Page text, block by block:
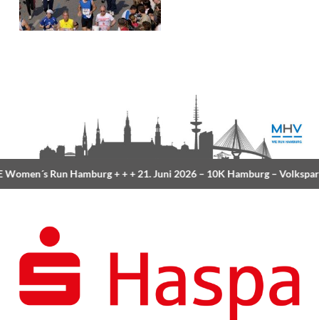
Run Hamburg+ + +21. Juni 2026 –10K Hamburg–